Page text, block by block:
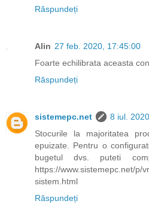
Răspundeți
Alin 27 feb. 2020, 17:45:00
Foarte echilibrata aceasta
Răspundeți
sistemepc.net
8 iul.
Stocurile la majoritatea
epuizate. Pentru o
bugetul dvs. puteti
https://www.sistemepc.net/p/
sistem.html
Răspundeți